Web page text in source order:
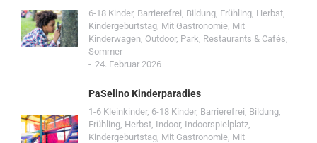
6-18 Kinder, Barrierefrei, Bildung, Frühling, Herbst,
Kindergeburtstag, Mit Gastronomie, Mit
Kinderwagen, Outdoor, Park, Restaurants & Cafés,
Sommer
24. Februar 2026
PaSelino Kinderparadies
1-6 Kleinkinder, 6-18 Kinder, Barrierefrei, Bildung,
Frühling, Herbst, Indoor, Indoorspielplatz,
Kindergeburtstag, Mit Gastronomie, Mit